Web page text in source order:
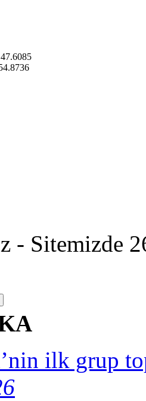
47.6085
- Sitemizde
ilk grup